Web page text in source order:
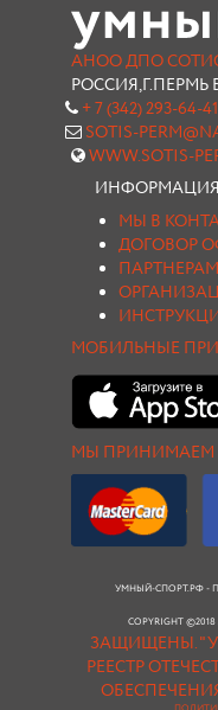
АНОО ДПО
РОССИЯ,Г.ПЕРМЬ
+ 7 (342) 293-64-41
SOTIS-
WWW.SOTIS-
ИНФОРМАЦИЯ
МЫ В
ДОГОВОР
ПАРТНЕРАМ
МОБИЛЬНЫЕ
МЫ ПРИНИМАЕМ
УМНЫЙ-СПОРТ.РФ -
COPYRIGHT
ЗАЩИЩЕНЫ.
РЕЕСТР